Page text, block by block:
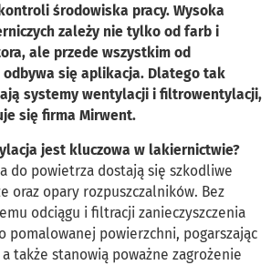
środowiska pracy. Wysoka
zależy nie tylko od farb i
ale przede wszystkim od
się aplikacja. Dlatego tak
systemy wentylacji i filtrowentylacji,
się firma Mirwent.
jest kluczowa w lakiernictwie?
do powietrza dostają się szkodliwe
oraz opary rozpuszczalników. Bez
odciągu i filtracji zanieczyszczenia
pomalowanej powierzchni, pogarszając
także stanowią poważne zagrożenie